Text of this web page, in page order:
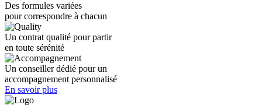
Des formules variées
pour correspondre à chacun
Un contrat qualité pour partir
en toute sérénité
Un conseiller dédié pour un
accompagnement personnalisé
En savoir plus